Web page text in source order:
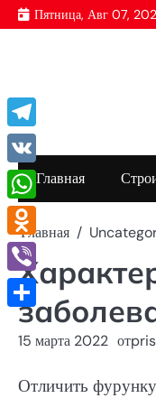
Перейти
к
Пятница, Авг 07,
Главная
Главная
15 марта 2022 от
Отличить
Telegram
VK
WhatsApp
Odnoklassniki
Viber
Отправить